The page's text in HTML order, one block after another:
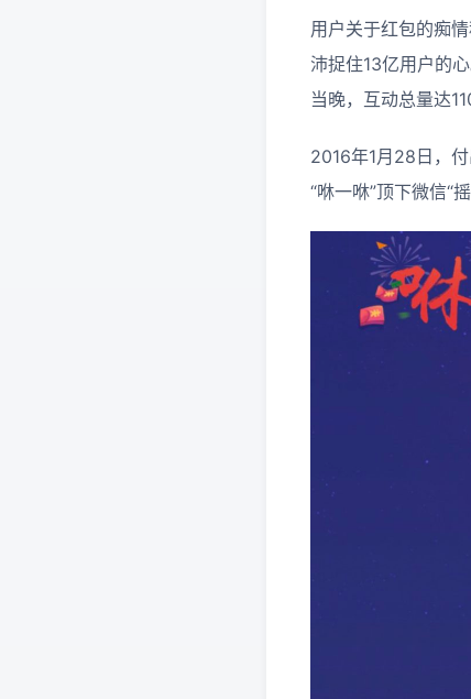
用户关于红包的痴
沛捉住13亿用户的
当晚，互动总量达
2016年1月28日，
“咻一咻”顶下微信“